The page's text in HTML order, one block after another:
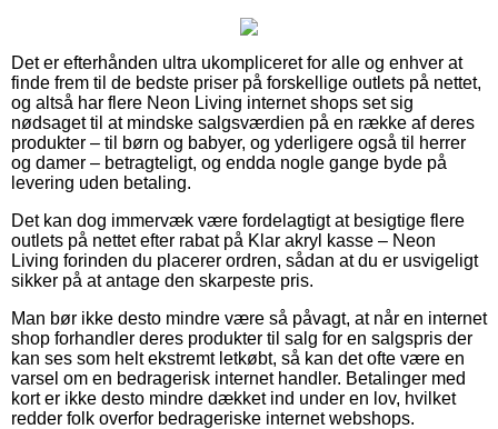
Det er efterhånden ultra ukompliceret for alle og enhver at
finde frem til de bedste priser på forskellige outlets på nettet,
og altså har flere Neon Living internet shops set sig
nødsaget til at mindske salgsværdien på en række af deres
produkter – til børn og babyer, og yderligere også til herrer
og damer – betragteligt, og endda nogle gange byde på
levering uden betaling.
Det kan dog immervæk være fordelagtigt at besigtige flere
outlets på nettet efter rabat på Klar akryl kasse – Neon
Living forinden du placerer ordren, sådan at du er usvigeligt
sikker på at antage den skarpeste pris.
Man bør ikke desto mindre være så påvagt, at når en internet
shop forhandler deres produkter til salg for en salgspris der
kan ses som helt ekstremt letkøbt, så kan det ofte være en
varsel om en bedragerisk internet handler. Betalinger med
kort er ikke desto mindre dækket ind under en lov, hvilket
redder folk overfor bedrageriske internet webshops.